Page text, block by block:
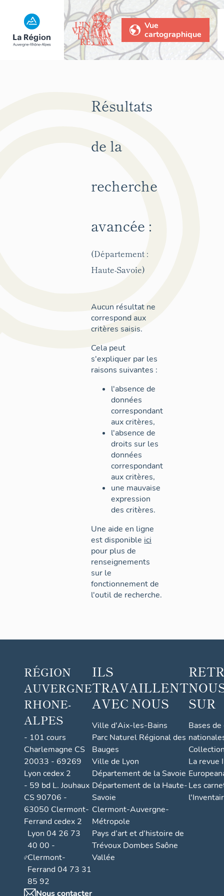
Vue
cartographique
Résultats
de la
recherche
avancée :
(Département :
Haute-Savoie)
Aucun résultat ne
correspond aux
critères saisis.
Cela peut
s'expliquer par les
raisons suivantes :
l'absence de
données
correspondant
aux critères,
l'absence de
droits sur les
données
correspondant
aux critères,
une mauvaise
expression
des critères.
Une aide en ligne
est disponible ici
pour plus de
renseignements
sur le
fonctionnement de
l'outil de recherche.
RÉGION
AUVERGNE
RHONE-
ALPES
- 101 cours
Charlemagne CS
20033 - 69269
Lyon cedex 2
- 59 bd L. Jouhaux
CS 90706 -
63050 Clermont-
Ferrand cedex 2
Lyon 04 26 73
40 00 -
Clermont-
Ferrand 04 73 31
85 92
Nous contacter
ILS
TRAVAILLENT
AVEC NOUS
Ville d'Aix-les-Bains
Parc Naturel Régional des
Bauges
Ville de Lyon
Département de la Savoie
Département de la Haute-
Savoie
Clermont-Auvergne-
Métropole
Pays d’art et d’histoire de
Trévoux Dombes Saône
Vallée
SUR
Bases
La revue
Les